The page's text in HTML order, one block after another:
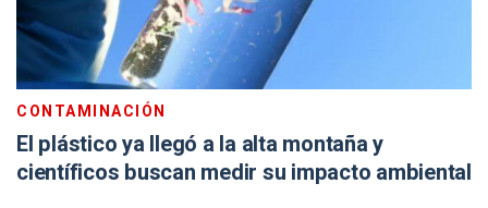
CONTAMINACIÓN
El plástico ya llegó a la alta montaña y
científicos buscan medir su impacto ambiental